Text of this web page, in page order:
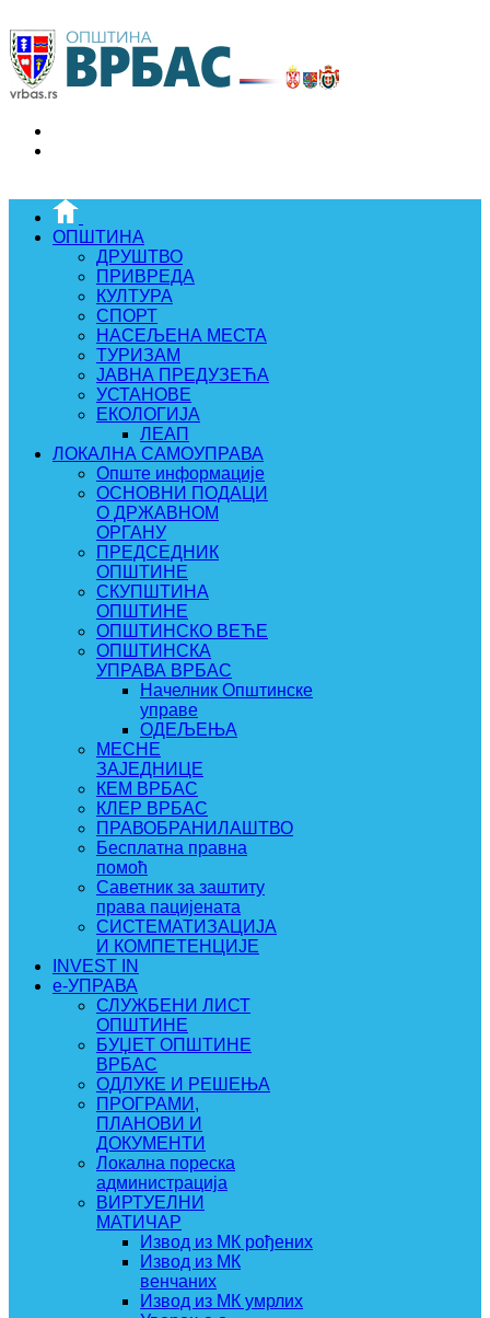
ОПШТИНА
ДРУШТВО
ПРИВРЕДА
КУЛТУРА
СПОРТ
НАСЕЉЕНА МЕСТА
ТУРИЗАМ
ЈАВНА ПРЕДУЗЕЋА
УСТАНОВЕ
ЕКОЛОГИЈА
ЛЕАП
ЛОКАЛНА САМОУПРАВА
Опште информације
ОСНОВНИ ПОДАЦИ
О ДРЖАВНОМ
ОРГАНУ
ПРЕДСЕДНИК
ОПШТИНЕ
СКУПШТИНА
ОПШТИНЕ
ОПШТИНСКО ВЕЋЕ
ОПШТИНСКА
УПРАВА ВРБАС
Начелник Општинске
управе
ОДЕЉЕЊА
МЕСНЕ
ЗАЈЕДНИЦЕ
КЕМ ВРБАС
КЛЕР ВРБАС
ПРАВОБРАНИЛАШТВО
Бесплатна правна
помоћ
Саветник за заштиту
права пацијената
СИСТЕМАТИЗАЦИЈА
И КОМПЕТЕНЦИЈЕ
INVEST IN
e-УПРАВА
СЛУЖБЕНИ ЛИСТ
ОПШТИНЕ
БУЏЕТ ОПШТИНЕ
ВРБАС
ОДЛУКЕ И РЕШЕЊА
ПРОГРАМИ,
ПЛАНОВИ И
ДОКУМЕНТИ
Локална пореска
администрација
ВИРТУЕЛНИ
МАТИЧАР
Извод из МК рођених
Извод из МК
венчаних
Извод из МК умрлих